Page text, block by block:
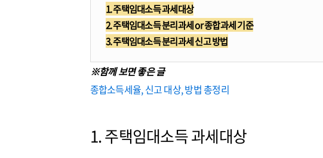
1. 주택임대소득 과세대상
2. 주택임대소득 분리과세 or 종합과세 기준
3. 주택임대소득 분리과세 신고 방법
※함께 보면 좋은 글
종합소득세율, 신고 대상, 방법 총정리
1. 주택임대소득 과세대상